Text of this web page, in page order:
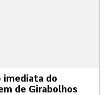
imediata do
de Girabolhos